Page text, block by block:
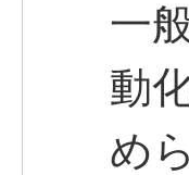
一
動
め